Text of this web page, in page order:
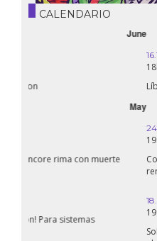
CALENDARIO
Líbano, el derecho a la salud
Conferencia La Confederación
Soberanía alimentaria en